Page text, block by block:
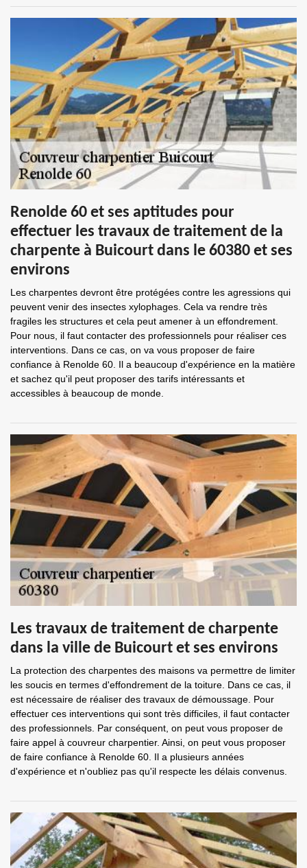
Renolde 60 et ses aptitudes pour
effectuer les travaux de traitement de la
charpente à Buicourt dans le 60380 et ses
environs
Les charpentes devront être protégées contre les agressions qui
peuvent venir des insectes xylophages. Cela va rendre très
fragiles les structures et cela peut amener à un effondrement.
Pour nous, il faut contacter des professionnels pour réaliser ces
interventions. Dans ce cas, on va vous proposer de faire
confiance à Renolde 60. Il a beaucoup d'expérience en la matière
et sachez qu'il peut proposer des tarifs intéressants et
accessibles à beaucoup de monde.
Les travaux de traitement de charpente
dans la ville de Buicourt et ses environs
La protection des charpentes des maisons va permettre de limiter
les soucis en termes d'effondrement de la toiture. Dans ce cas, il
est nécessaire de réaliser des travaux de démoussage. Pour
effectuer ces interventions qui sont très difficiles, il faut contacter
des professionnels. Par conséquent, on peut vous proposer de
faire appel à couvreur charpentier. Ainsi, on peut vous proposer
de faire confiance à Renolde 60. Il a plusieurs années
d'expérience et n'oubliez pas qu'il respecte les délais convenus.